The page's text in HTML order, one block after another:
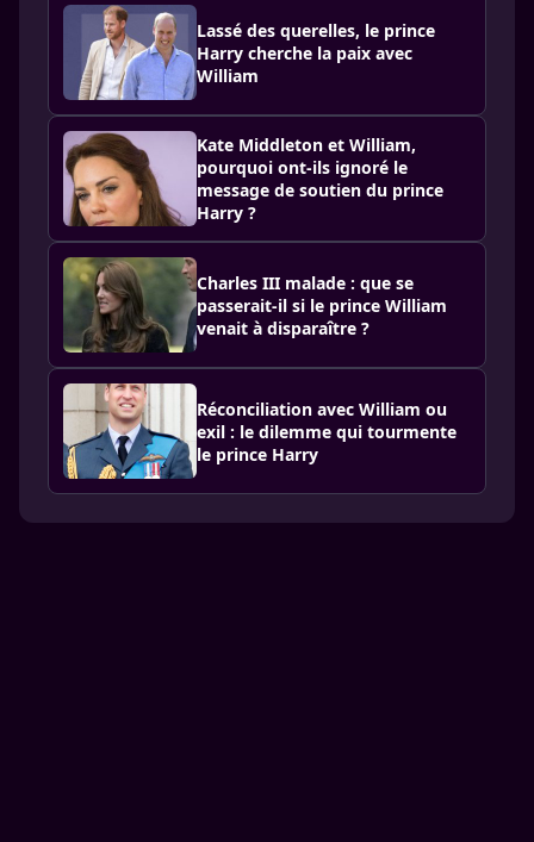
Lassé des querelles, le prince
Harry cherche la paix avec
William
Kate Middleton et William,
pourquoi ont-ils ignoré le
message de soutien du prince
Harry ?
Charles III malade : que se
passerait-il si le prince William
venait à disparaître ?
Réconciliation avec William ou
exil : le dilemme qui tourmente
le prince Harry